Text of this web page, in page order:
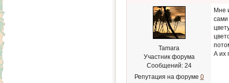
Tamara
Участник форума
Сообщений: 24
Репутация на форуме 0
Мне
сами
А их